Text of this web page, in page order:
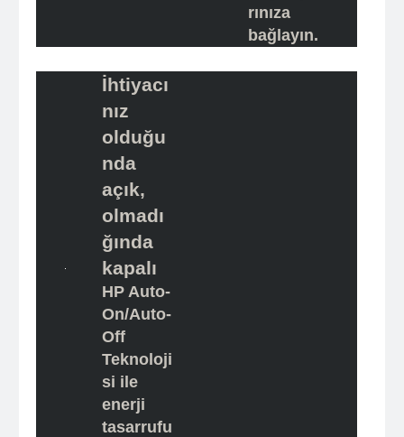
rınıza
bağlayın.
İhtiyacı
nız
olduğu
nda
açık,
olmadı
ğında
kapalı
HP Auto-
On/Auto-
Off
Teknoloji
si ile
enerji
tasarrufu